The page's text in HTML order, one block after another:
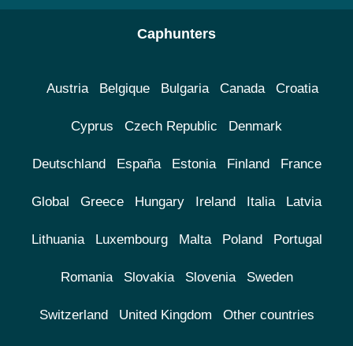
Caphunters
Austria Belgique Bulgaria Canada Croatia
Cyprus Czech Republic Denmark
Deutschland España Estonia Finland France
Global Greece Hungary Ireland Italia Latvia
Lithuania Luxembourg Malta Poland Portugal
Romania Slovakia Slovenia Sweden
Switzerland United Kingdom Other countries